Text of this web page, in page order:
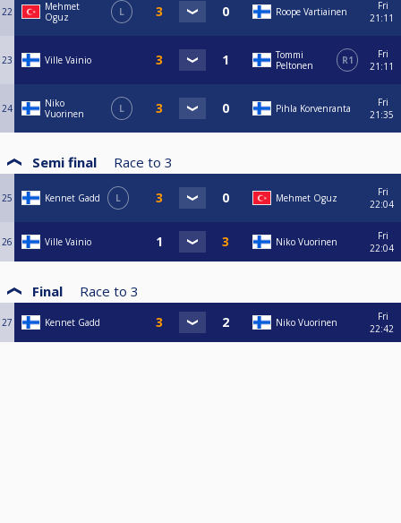
22
Mehmet
Oguz
L Roope Vartiainen
Fri
21:11
23 Ville Vainio
Tommi
Peltonen
R1
Fri
21:11
24
Niko
Vuorinen
L Pihla Korvenranta
Fri
21:35
Semi final Race to 3
25 Kennet Gadd L Mehmet Oguz
Fri
22:04
26 Ville Vainio Niko Vuorinen
Fri
22:04
Final Race to 3
27 Kennet Gadd Niko Vuorinen
Fri
22:42